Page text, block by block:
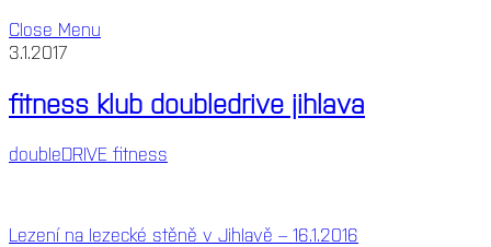
Close Menu
3.1.2017
fitness klub doubledrive jihlava
doubleDRIVE fitness
Lezení na lezecké stěně v Jihlavě – 16.1.2016